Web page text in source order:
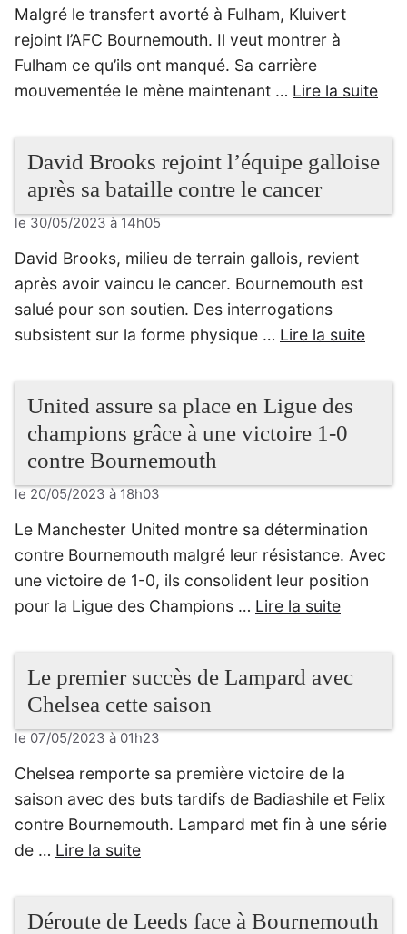
Malgré le transfert avorté à Fulham, Kluivert
rejoint l’AFC Bournemouth. Il veut montrer à
Fulham ce qu’ils ont manqué. Sa carrière
mouvementée le mène maintenant … Lire la suite
David Brooks rejoint l’équipe galloise
après sa bataille contre le cancer
le 30/05/2023 à 14h05
David Brooks, milieu de terrain gallois, revient
après avoir vaincu le cancer. Bournemouth est
salué pour son soutien. Des interrogations
subsistent sur la forme physique … Lire la suite
United assure sa place en Ligue des
champions grâce à une victoire 1-0
contre Bournemouth
le 20/05/2023 à 18h03
Le Manchester United montre sa détermination
contre Bournemouth malgré leur résistance. Avec
une victoire de 1-0, ils consolident leur position
pour la Ligue des Champions … Lire la suite
Le premier succès de Lampard avec
Chelsea cette saison
le 07/05/2023 à 01h23
Chelsea remporte sa première victoire de la
saison avec des buts tardifs de Badiashile et Felix
contre Bournemouth. Lampard met fin à une série
de … Lire la suite
Déroute de Leeds face à Bournemouth